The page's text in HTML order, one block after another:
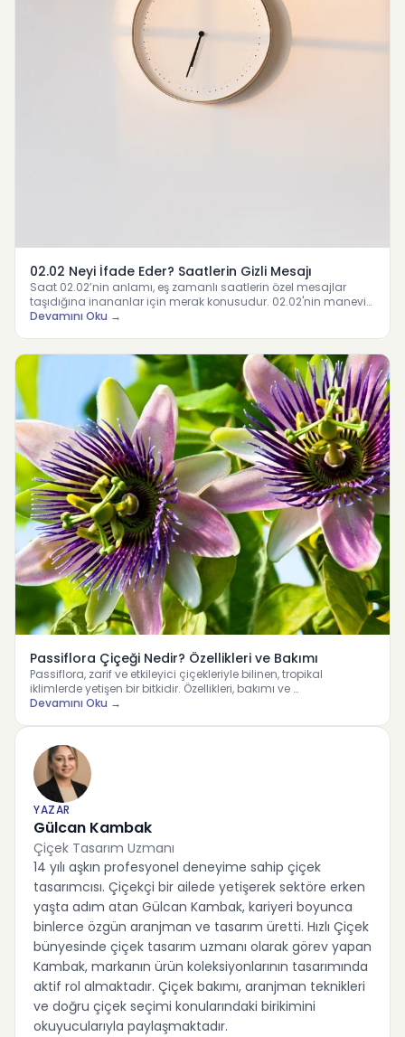
02.02 Neyi İfade Eder? Saatlerin Gizli Mesajı
Saat 02.02’nin anlamı, eş zamanlı saatlerin özel mesajlar
taşıdığına inananlar için merak konusudur. 02.02'nin manevi
y…
Devamını Oku →
Passiflora Çiçeği Nedir? Özellikleri ve Bakımı
Passiflora, zarif ve etkileyici çiçekleriyle bilinen, tropikal
iklimlerde yetişen bir bitkidir. Özellikleri, bakımı ve …
Devamını Oku →
YAZAR
Gülcan Kambak
Çiçek Tasarım Uzmanı
14 yılı aşkın profesyonel deneyime sahip çiçek
tasarımcısı. Çiçekçi bir ailede yetişerek sektöre erken
yaşta adım atan Gülcan Kambak, kariyeri boyunca
binlerce özgün aranjman ve tasarım üretti. Hızlı Çiçek
bünyesinde çiçek tasarım uzmanı olarak görev yapan
Kambak, markanın ürün koleksiyonlarının tasarımında
aktif rol almaktadır. Çiçek bakımı, aranjman teknikleri
ve doğru çiçek seçimi konularındaki birikimini
okuyucularıyla paylaşmaktadır.